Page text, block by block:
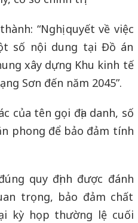
“Nghị quyết về việc
số nội dung tại Đồ án
xây dựng Khu kinh tế
Sơn đến năm 2045”.
của tên gọi địa danh, số
phong để bảo đảm tính
quy định được đánh
trọng, bảo đảm chất
kỳ họp thường lệ cuối